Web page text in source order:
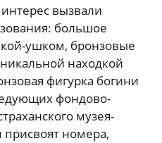
вызвали
большое
ушком, бронзовые
находкой
фигурка богини
фондово-
музея-
номера,